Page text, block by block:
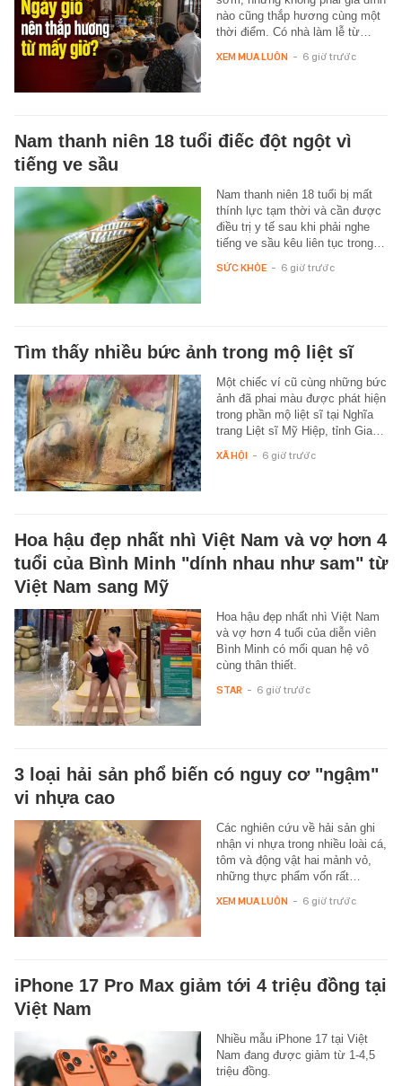
nào cũng thắp hương cùng một
thời điểm. Có nhà làm lễ từ…
XEM MUA LUÔN - 6 giờ trước
Nam thanh niên 18 tuổi điếc đột ngột vì
tiếng ve sầu
Nam thanh niên 18 tuổi bị mất
thính lực tạm thời và cần được
điều trị y tế sau khi phải nghe
tiếng ve sầu kêu liên tục trong…
SỨC KHỎE - 6 giờ trước
Tìm thấy nhiều bức ảnh trong mộ liệt sĩ
Một chiếc ví cũ cùng những bức
ảnh đã phai màu được phát hiện
trong phần mộ liệt sĩ tại Nghĩa
trang Liệt sĩ Mỹ Hiệp, tỉnh Gia…
XÃ HỘI - 6 giờ trước
Hoa hậu đẹp nhất nhì Việt Nam và vợ hơn 4
tuổi của Bình Minh "dính nhau như sam" từ
Việt Nam sang Mỹ
Hoa hậu đẹp nhất nhì Việt Nam
và vợ hơn 4 tuổi của diễn viên
Bình Minh có mối quan hệ vô
cùng thân thiết.
STAR - 6 giờ trước
3 loại hải sản phổ biến có nguy cơ "ngậm"
vi nhựa cao
Các nghiên cứu về hải sản ghi
nhận vi nhựa trong nhiều loài cá,
tôm và động vật hai mảnh vỏ,
những thực phẩm vốn rất…
XEM MUA LUÔN - 6 giờ trước
iPhone 17 Pro Max giảm tới 4 triệu đồng tại
Việt Nam
Nhiều mẫu iPhone 17 tại Việt
Nam đang được giảm từ 1-4,5
triệu đồng.